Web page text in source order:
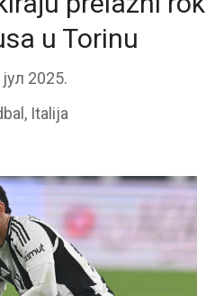
u Torinu
2025.
, Italija